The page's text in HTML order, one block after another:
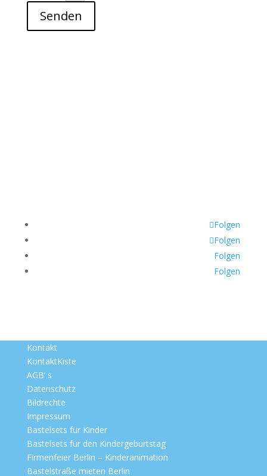
Senden
Folgen
Folgen
Folgen
Folgen
Kontakt
KontaktKiste
AGB‘ s
Datenschutz
Bildrechte
Impressum
Bastelsets für Kinder
Bastelsets für den Kindergeburtstag
Firmenfeier Berlin – Kinderanimation
Bastelstraße mieten Berlin